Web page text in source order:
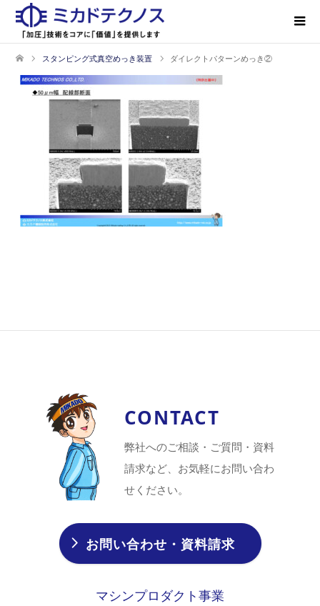
スタンピング式真空めっき装置 ダイレクトパターンめっき②
CONTACT
弊社へのご相談・ご質問・資料
請求など、お気軽にお問い合わ
せください。
お問い合わせ・資料請求
マシンプロダクト事業